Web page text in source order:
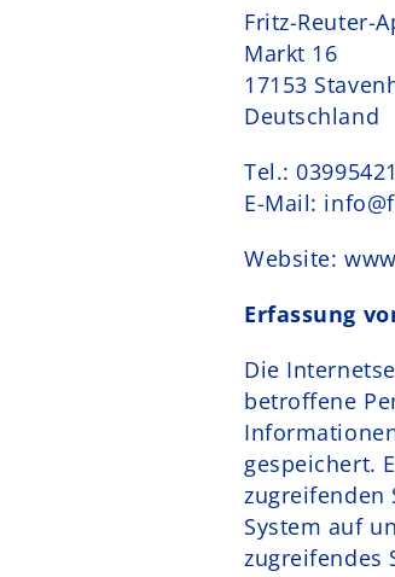
Fritz-Reuter-
Markt 16
17153
Deutschland
Tel.:
E-Mail:
Website:
Erfassung
Die
betroffene
gespeichert.
zugreifenden
System auf
zugreifendes